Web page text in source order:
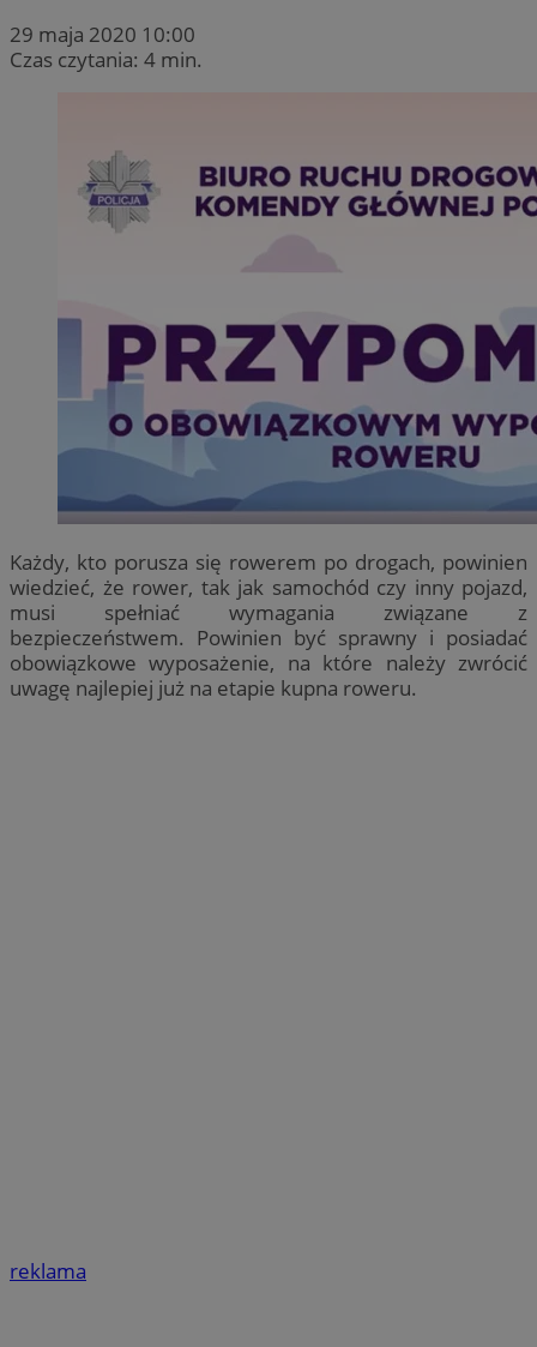
29 maja 2020 10:00
Czas czytania: 4 min.
Każdy, kto porusza się rowerem po drogach, powinien
wiedzieć, że rower, tak jak samochód czy inny pojazd,
musi spełniać wymagania związane z
bezpieczeństwem. Powinien być sprawny i posiadać
obowiązkowe wyposażenie, na które należy zwrócić
uwagę najlepiej już na etapie kupna roweru.
reklama